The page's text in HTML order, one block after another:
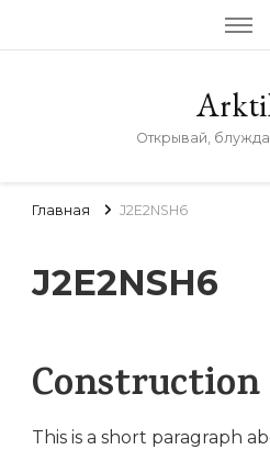
Открывай,
Главная J2E2NSH6
J2E2NSH6
This is a short paragraph